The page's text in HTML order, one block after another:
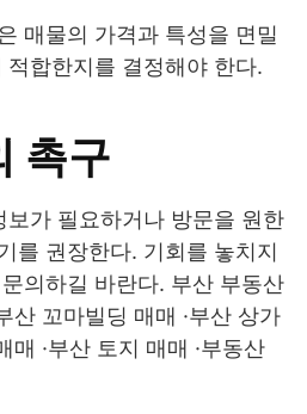
매물의 가격과 특성을 면밀
합한지를 결정해야 한다.
촉구
가 필요하거나 방문을 원한
를 권장한다. 기회를 놓치지
의하길 바란다. 부산 부동산
산 꼬마빌딩 매매 ·부산 상가
매 ·부산 토지 매매 ·부동산